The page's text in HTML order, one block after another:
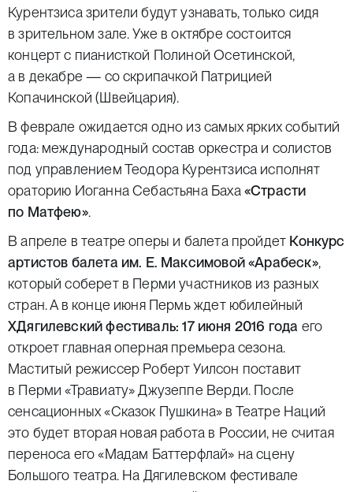
Курентзиса зрители будут узнавать, только сидя
в зрительном зале. Уже в октябре состоится
концерт с пианисткой Полиной Осетинской,
а в декабре — со скрипачкой Патрицией
Копачинской (Швейцария).
В феврале ожидается одно из самых ярких событий
года: международный состав оркестра и солистов
под управлением Теодора Курентзиса исполнят
ораторию Иоганна Себастьяна Баха «Страсти
по Матфею».
В апреле в театре оперы и балета пройдет Конкурс
артистов балета им. Е. Максимовой «Арабеск»,
который соберет в Перми участников из разных
стран. А в конце июня Пермь ждет юбилейный
XДягилевский фестиваль: 17 июня 2016 года его
откроет главная оперная премьера сезона.
Маститый режиссер Роберт Уилсон поставит
в Перми «Травиату» Джузеппе Верди. После
сенсационных «Сказок Пушкина» в Театре Наций
это будет вторая новая работа в России, не считая
переноса его «Мадам Баттерфлай» на сцену
Большого театра. На Дягилевском фестивале